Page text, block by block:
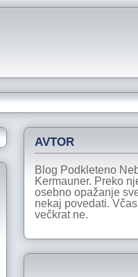
AVTOR
Blog Podkleteno
Kermauner. Preko
osebno opažanje
nekaj povedati.
večkrat ne.